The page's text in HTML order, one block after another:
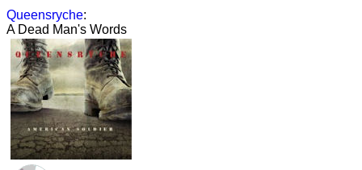
Queensryche:
A Dead Man's Words